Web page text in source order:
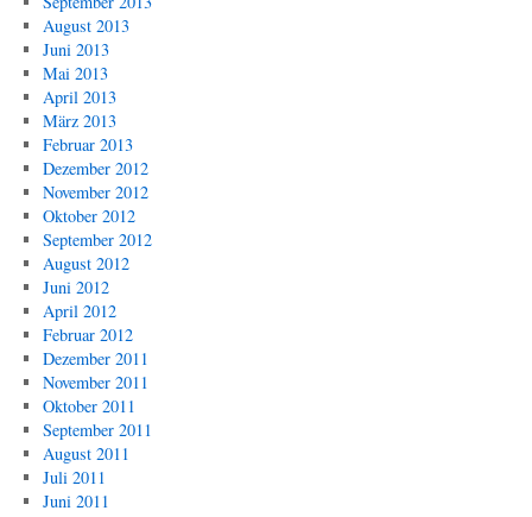
August 2013
Juni 2013
Mai 2013
April 2013
März 2013
Februar 2013
Dezember 2012
November 2012
Oktober 2012
September 2012
August 2012
Juni 2012
April 2012
Februar 2012
Dezember 2011
November 2011
Oktober 2011
September 2011
August 2011
Juli 2011
Juni 2011